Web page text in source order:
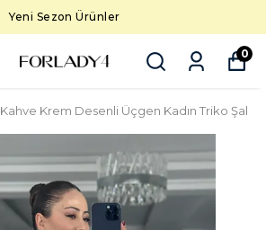
Yeni Sezon Ürünler
0
Kahve Krem Desenli Üçgen Kadın Triko Şal